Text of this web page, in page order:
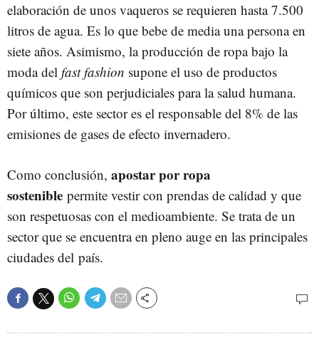
elaboración de unos vaqueros se requieren hasta 7.500
litros de agua. Es lo que bebe de media una persona en
siete años. Asimismo, la producción de ropa bajo la
moda del fast fashion supone el uso de productos
químicos que son perjudiciales para la salud humana.
Por último, este sector es el responsable del 8% de las
emisiones de gases de efecto invernadero.
Como conclusión, apostar por ropa
sostenible permite vestir con prendas de calidad y que
son respetuosas con el medioambiente. Se trata de un
sector que se encuentra en pleno auge en las principales
ciudades del país.